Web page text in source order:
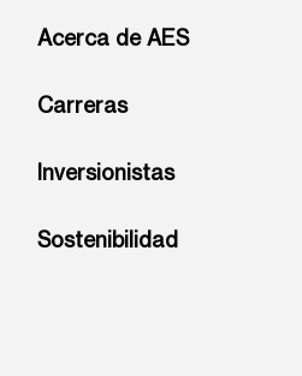
Footer: Andes
Acerca de AES
Carreras
Inversionistas
Sostenibilidad